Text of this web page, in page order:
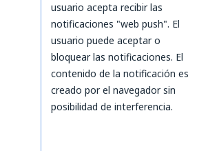
usuario acepta recibir las
notificaciones "web push". El
usuario puede aceptar o
bloquear las notificaciones. El
contenido de la notificación es
creado por el navegador sin
posibilidad de interferencia.